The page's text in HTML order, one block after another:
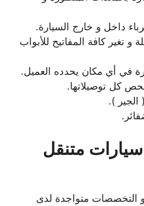
داخل و خارج السيارة.
و تغير كافة المفاتيح للأبواب
في أي مكان يحدده العميل.
كل توصيلاتها.
الجير ).
متنقل
التخصصات متواجدة لدى